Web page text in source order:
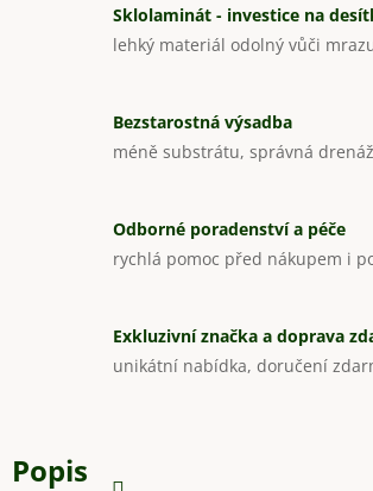
Sklolaminát - investice na
lehký materiál odolný vůči
Bezstarostná výsadba
méně substrátu, správná
Odborné poradenství a péče
rychlá pomoc před nákupem i
Exkluzivní značka a doprava
unikátní nabídka, doručení
Popis